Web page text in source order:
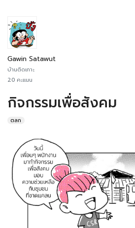
Gawin Satawut
บ้านติดเกาะ
20 คะแนน
กิจกรรมเพื่อสังคม
ตลก